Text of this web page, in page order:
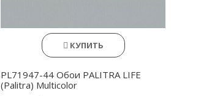
КУПИТЬ
PL71947-44 Обои PALITRA LIFE
(Palitra) Multicolor